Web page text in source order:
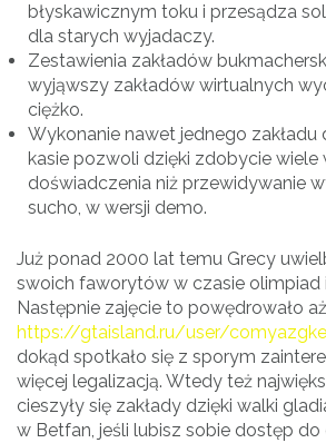
błyskawicznym toku i przesądza
dla starych wyjadaczy.
Zestawienia zakładów
wyjąwszy zakładów wirtualnych
ciężko.
Wykonanie nawet jednego zakładu
kasie pozwoli dzięki zdobycie wiele
doświadczenia niż przewidywanie
sucho, w wersji demo.
Już ponad 2000 lat temu Grecy
swoich faworytów w czasie olimpiad
Następnie zajęcie to powędrowało
https://gtaisland.ru/user/
dokąd spotkało się z sporym
więcej legalizacją. Wtedy też
cieszyły się zakłady dzięki walki
w Betfan, jeśli lubisz sobie dostęp